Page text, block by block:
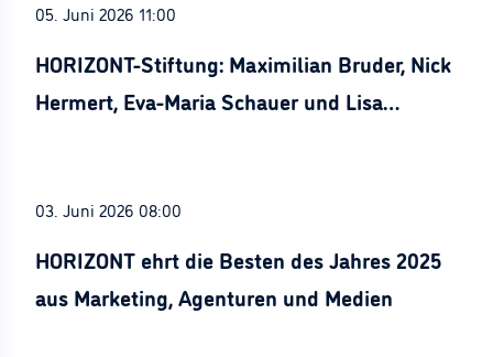
05. Juni 2026 11:00
HORIZONT-Stiftung: Maximilian Bruder, Nick
Hermert, Eva-Maria Schauer und Lisa
03. Juni 2026 08:00
HORIZONT ehrt die Besten des Jahres 2025
aus Marketing, Agenturen und Medien